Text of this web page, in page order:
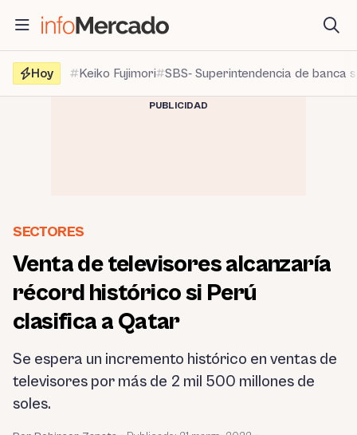
contenido
Hoy
Keiko Fujimori SBS- Superintendencia de banca
PUBLICIDAD
SECTORES
Venta de televisores alcanzaría
récord histórico si Perú
clasifica a Qatar
Se espera un incremento histórico en ventas de
televisores por más de 2 mil 500 millones de
soles.